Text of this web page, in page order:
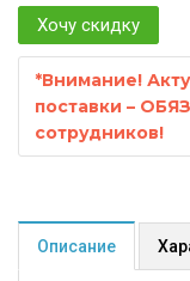
Хочу скидку
*Внимание!
поставки –
сотрудников!
Описание